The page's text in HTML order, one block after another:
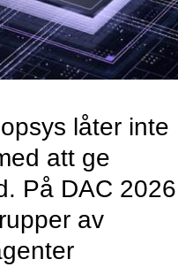
låter inte
att ge
På DAC 2026
av